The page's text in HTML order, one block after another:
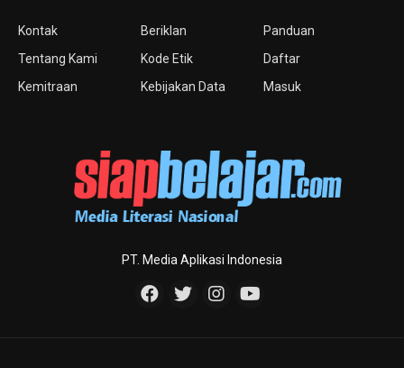
Kontak
Tentang Kami
Kemitraan
Beriklan
Kode Etik
Kebijakan Data
Panduan
Daftar
Masuk
PT. Media Aplikasi Indonesia